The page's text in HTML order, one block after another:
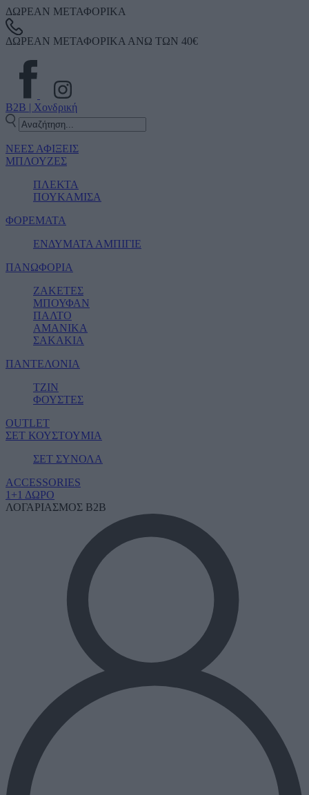
ΔΩΡΕΑΝ ΜΕΤΑΦΟΡΙΚΑ
ΔΩΡΕΑΝ ΜΕΤΑΦΟΡΙΚΑ ΑΝΩ ΤΩΝ 40€
B2B | Χονδρική
ΝΕΕΣ ΑΦΙΞΕΙΣ
ΜΠΛΟΥΖΕΣ
ΠΛΕΚΤΑ
ΠΟΥΚΑΜΙΣΑ
ΦΟΡΕΜΑΤΑ
ΕΝΔΥΜΑΤΑ ΑΜΠΙΓΙΕ
ΠΑΝΩΦΟΡΙΑ
ΖΑΚΕΤΕΣ
ΜΠΟΥΦΑΝ
ΠΑΛΤΟ
ΑΜΑΝΙΚΑ
ΣΑΚΑΚΙΑ
ΠΑΝΤΕΛΟΝΙΑ
ΤΖΙΝ
ΦΟΥΣΤΕΣ
OUTLET
ΣΕΤ ΚΟΥΣΤΟΥΜΙΑ
ΣΕΤ ΣΥΝΟΛΑ
ACCESSORIES
1+1 ΔΩΡΟ
ΛΟΓΑΡΙΑΣΜΟΣ B2B